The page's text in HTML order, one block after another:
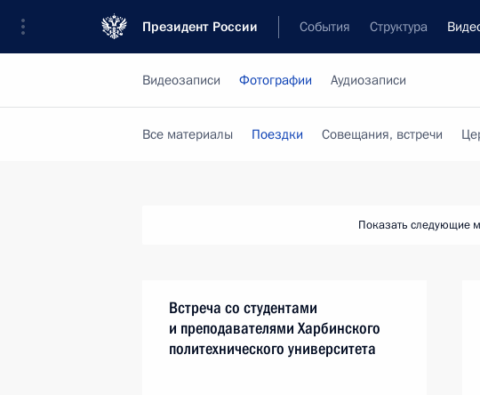
Президент России События Структура
Видеозаписи Фотографии Аудиозаписи
Все материалы Поездки Совещания, встречи
Показать следующие
Встреча со студентами
и преподавателями Харбинского
политехнического университета